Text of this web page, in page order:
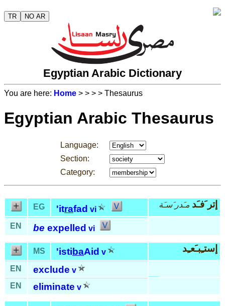
TR NO AR
Egyptian Arabic Dictionary
You are here: Home > > > > Thesaurus
Egyptian Arabic Thesaurus
Language:
Section:
Category:
EG 'itrafad vi إتر َفـَد مـَدر َسـَة
EN be expelled vi
MS 'istibaAid v إستـِبـَعـِد
EN exclude v
EN
eliminate v